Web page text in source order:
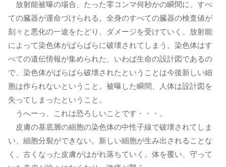
放射能被曝の場合、たった零コンマ何秒かの瞬間に、すべ
ての臓器が運命づけられる。全身のすべての臓器の検査値が
刻々と悪化の一途をたどり、ダメージを受けていく。放射能
によって染色体がばらばらに破壊されてしまう。染色体はす
べての遺伝情報が集められた、いわば生命の設計図であるの
で、染色体がばらばら破壊されたということは今後新しい細
胞は作られないということ。被曝した瞬間、人体は設計図を
失ってしまったということ。
うへーっ、これは恐ろしいことです・・・。
皮膚の基底層の細胞の染色体の中性子線で破壊されてしま
い、細胞分裂ができない。新しい細胞が生み出されることな
く、古くなった皮膚がはがれ落ちていく。体を覆い、守って